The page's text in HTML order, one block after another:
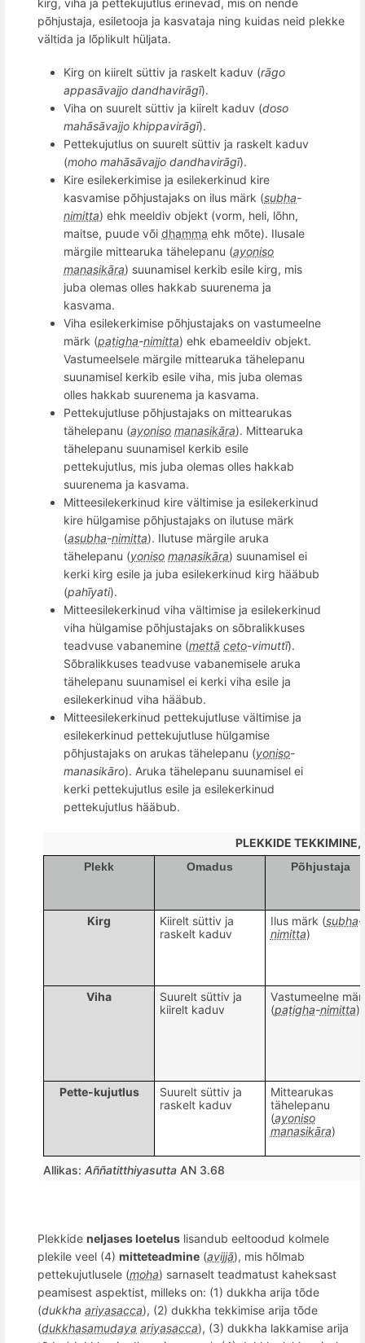
kirg, viha ja pettekujutlus erinevad, mis on nende
põhjustaja, esiletooja ja kasvataja ning kuidas neid plekke
vältida ja lõplikult hüljata.
Kirg on kiirelt süttiv ja raskelt kaduv (rāgo
appasāvajjo dandhavirāgī).
Viha on suurelt süttiv ja kiirelt kaduv (doso
mahāsāvajjo khippavirāgī).
Pettekujutlus on suurelt süttiv ja raskelt kaduv
(moho mahāsāvajjo dandhavirāgī).
Kire esilekerkimise ja esilekerkinud kire
kasvamise põhjustajaks on ilus märk (subha-
nimitta) ehk meeldiv objekt (vorm, heli, lõhn,
maitse, puude või dhamma ehk mõte). Ilusale
märgile mittearuka tähelepanu (ayoniso
manasikāra) suunamisel kerkib esile kirg, mis
juba olemas olles hakkab suurenema ja
kasvama.
Viha esilekerkimise põhjustajaks on vastumeelne
märk (paṭigha-nimitta) ehk ebameeldiv objekt.
Vastumeelsele märgile mittearuka tähelepanu
suunamisel kerkib esile viha, mis juba olemas
olles hakkab suurenema ja kasvama.
Pettekujutluse põhjustajaks on mittearukas
tähelepanu (ayoniso manasikāra). Mittearuka
tähelepanu suunamisel kerkib esile
pettekujutlus, mis juba olemas olles hakkab
suurenema ja kasvama.
Mitteesilekerkinud kire vältimise ja esilekerkinud
kire hülgamise põhjustajaks on ilutuse märk
(asubha-nimitta). Ilutuse märgile aruka
tähelepanu (yoniso manasikāra) suunamisel ei
kerki kirg esile ja juba esilekerkinud kirg hääbub
(pahīyati).
Mitteesilekerkinud viha vältimise ja esilekerkinud
viha hülgamise põhjustajaks on sõbralikkuses
teadvuse vabanemine (mettā ceto-vimuttī).
Sõbralikkuses teadvuse vabanemisele aruka
tähelepanu suunamisel ei kerki viha esile ja
esilekerkinud viha hääbub.
Mitteesilekerkinud pettekujutluse vältimise ja
esilekerkinud pettekujutluse hülgamise
põhjustajaks on arukas tähelepanu (yoniso-
manasikāro). Aruka tähelepanu suunamisel ei
kerki pettekujutlus esile ja esilekerkinud
pettekujutlus hääbub.
PLEKKIDE
Plekk Omadus Põhjustaja
Kirg
Kiirelt süttiv ja
raskelt kaduv
Ilus märk (subha-
nimitta)
Viha
Suurelt süttiv ja
kiirelt kaduv
Vastumeelne m
(paṭigha-nimitta)
Pette-kujutlus
Suurelt süttiv ja
raskelt kaduv
Mittearukas
tähelepanu
(ayoniso
manasikāra)
Allikas:Aññatitthiyasutta AN 3.68
Plekkide neljases loetelus lisandub eeltoodud kolmele
plekile veel (4) mitteteadmine (avijjā), mis hõlmab
pettekujutlusele (moha) sarnaselt teadmatust kaheksast
peamisest aspektist, milleks on: (1) dukkha arija tõde
(dukkha ariyasacca), (2) dukkha tekkimise arija tõde
(dukkhasamudaya ariyasacca), (3) dukkha lakkamise arija